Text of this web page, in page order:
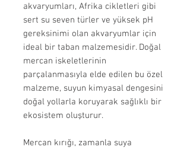
akvaryumları, Afrika cikletleri gibi
sert su seven türler ve yüksek pH
gereksinimi olan akvaryumlar için
ideal bir taban malzemesidir. Doğal
mercan iskeletlerinin
parçalanmasıyla elde edilen bu özel
malzeme, suyun kimyasal dengesini
doğal yollarla koruyarak sağlıklı bir
ekosistem oluşturur.
Mercan kırığı, zamanla suya